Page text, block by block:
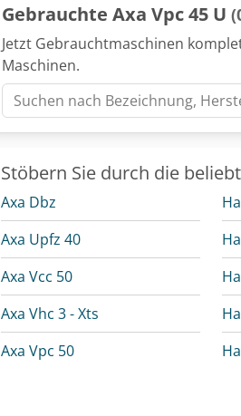
Gebrauchte Axa Vpc 45 U
Jetzt Gebrauchtmaschinen
Maschinen.
Stöbern Sie durch die
Axa Dbz
Axa Upfz 40
Axa Vcc 50
Axa Vhc 3 - Xts
Axa Vpc 50